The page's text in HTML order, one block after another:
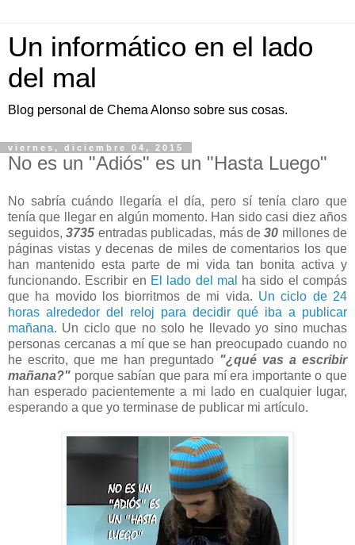
Un informático en el lado
del mal
Blog personal de Chema Alonso sobre sus cosas.
viernes, diciembre 04, 2015
No es un "Adiós" es un "Hasta Luego"
No sabría cuándo llegaría el día, pero sí tenía claro que
tenía que llegar en algún momento. Han sido casi diez años
seguidos,3735 entradas publicadas, más de30 millones de
páginas vistas y decenas de miles de comentarios los que
han mantenido esta parte de mi vida tan bonita activa y
funcionando. Escribir en El lado del mal
ha sido el compás
que ha movido los biorritmos de mi vida. Un ciclo de 24
horas alrededor del reloj para decidir qué iba a publicar
mañana. Un ciclo que no solo he llevado yo sino muchas
personas cercanas a mí que se han preocupado cuando no
he escrito, que me han preguntado "¿qué vas a escribir
mañana?" porque sabían que para mí era importante o que
han esperado pacientemente a mi lado en cualquier lugar,
esperando a que yo terminase de publicar mi artículo.